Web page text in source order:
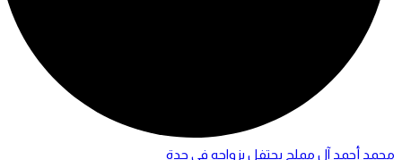
محمد أحمد آل مملح يحتفل بزواجه في جدة